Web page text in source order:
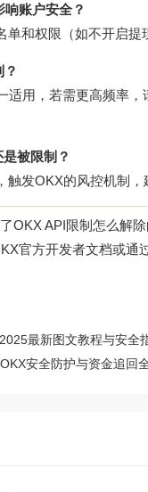
账户安全？
单和权限（如不开启
适用，若需更高频率
被限制？
触发OKX的风控机制
OKX API限制怎么解除
官方开发者文档或通
最新图文教程与安全
安全防护与资金追回